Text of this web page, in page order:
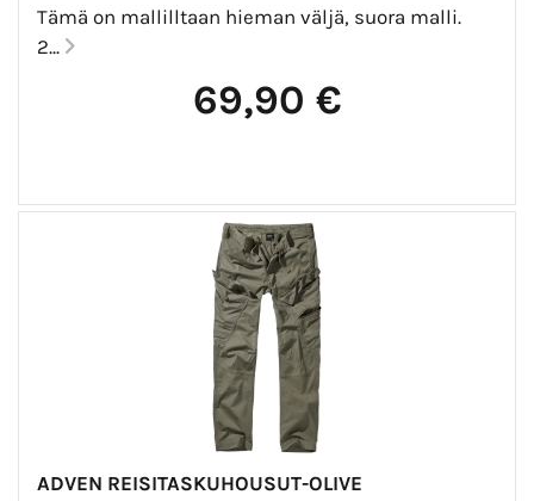
Tämä on mallilltaan hieman väljä, suora malli.
2...
69,90 €
ADVEN REISITASKUHOUSUT-OLIVE